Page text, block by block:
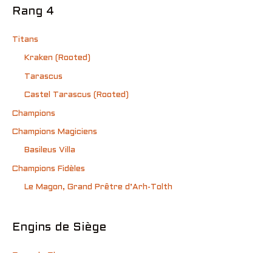
Rang 4
Titans
Kraken (Rooted)
Tarascus
Castel Tarascus (Rooted)
Champions
Champions Magiciens
Basileus Villa
Champions Fidèles
Le Magon, Grand Prêtre d’Arh-Tolth
Engins de Siège